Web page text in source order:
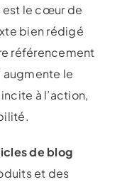
est le cœur de
bien rédigé
référencement
augmente le
à l’action,
de blog
et des